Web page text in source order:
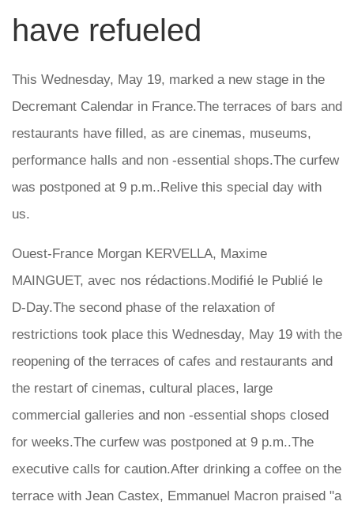
have refueled
This Wednesday, May 19, marked a new stage in the
Decremant Calendar in France.The terraces of bars and
restaurants have filled, as are cinemas, museums,
performance halls and non -essential shops.The curfew
was postponed at 9 p.m..Relive this special day with
us.
Ouest-France Morgan KERVELLA, Maxime
MAINGUET, avec nos rédactions.Modifié le Publié le
D-Day.The second phase of the relaxation of
restrictions took place this Wednesday, May 19 with the
reopening of the terraces of cafes and restaurants and
the restart of cinemas, cultural places, large
commercial galleries and non -essential shops closed
for weeks.The curfew was postponed at 9 p.m..The
executive calls for caution.After drinking a coffee on the
terrace with Jean Castex, Emmanuel Macron praised "a